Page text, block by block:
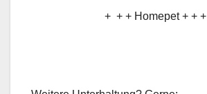
+ + + Homepet + + +